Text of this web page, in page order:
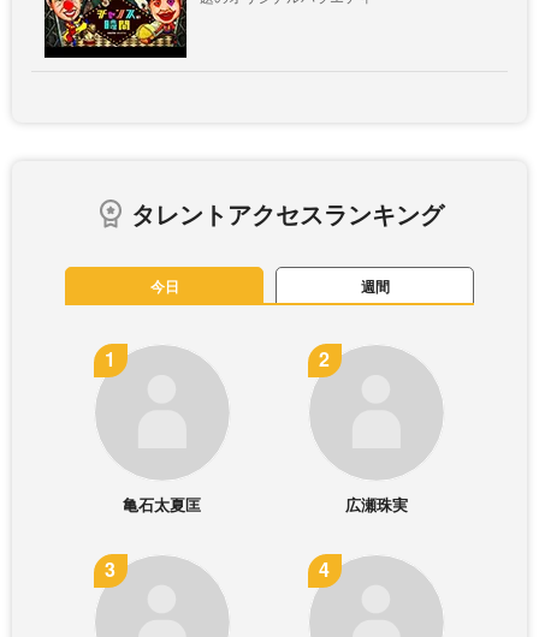
タレントアクセスランキング
今日 週間
亀石太夏匡 広瀬珠実